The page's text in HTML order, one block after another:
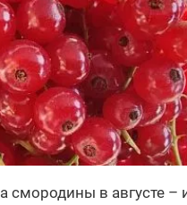
смородины в августе –